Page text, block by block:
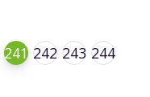
241 242 243 244